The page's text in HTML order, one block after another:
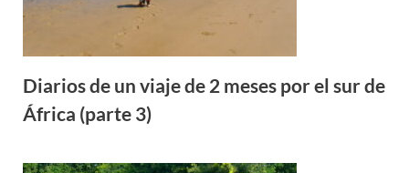
Diarios de un viaje de 2 meses por el sur de
África (parte 3)